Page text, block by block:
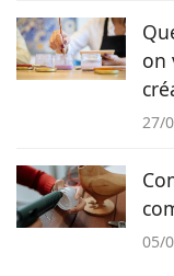
on
27/
05/